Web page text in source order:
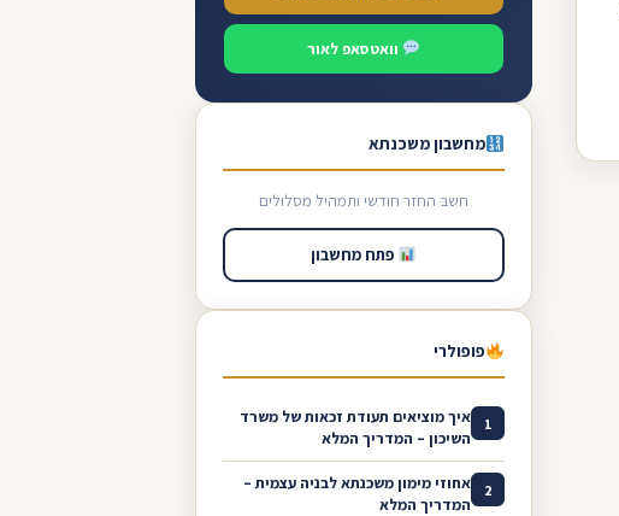
וואטסאפ לאור
מחשבון משכנתא
חשב החזר חודשי ותמהיל מסלולים
פתח מחשבון
פופולרי
1
איך מוציאים תעודת זכאות של משרד
השיכון – המדריך המלא
2
אחוזי מימון משכנתא לבניה עצמית –
המדריך המלא